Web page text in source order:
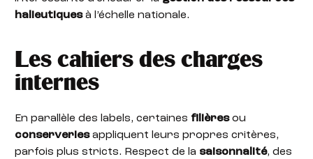
halieutiquesà l’échelle nationale.
Les cahiers des charges
internes
En parallèle des labels, certaines filièresou
conserveriesappliquent leurs propres critères,
parfois plus stricts. Respect de la saisonnalité, des